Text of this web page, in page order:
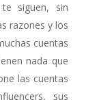
siguen, sin
razones y los
cuentas
nada que
las cuentas
sus